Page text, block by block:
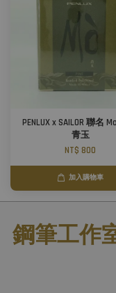
PENLUX x SAILOR 聯名
青玉
NT$ 800
加入購物車
鋼筆工作